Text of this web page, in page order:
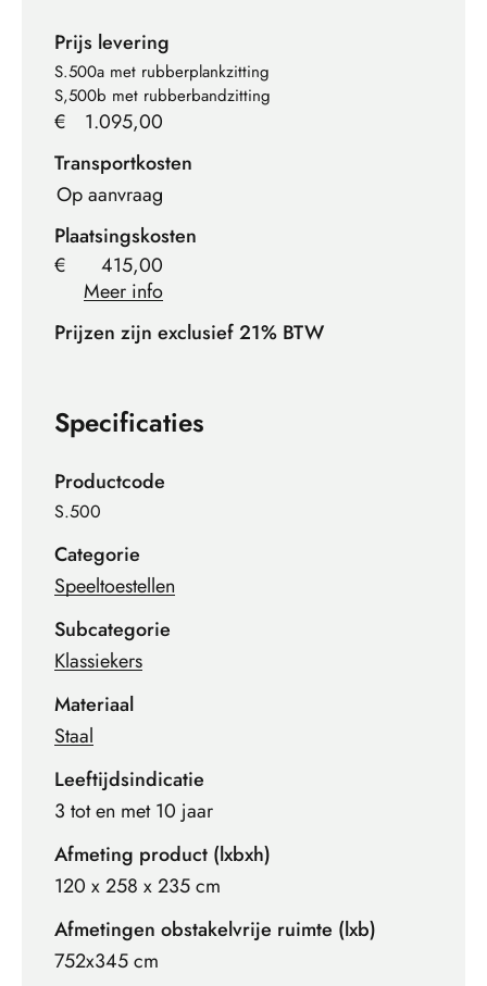
Prijs levering
S.500a met rubberplankzitting
S,500b met rubberbandzitting
€
1.095,00
Transportkosten
Op aanvraag
Plaatsingskosten
€
415,00
Meer info
Prijzen zijn exclusief 21% BTW
Specificaties
Productcode
S.500
Categorie
Speeltoestellen
Subcategorie
Klassiekers
Materiaal
Staal
Leeftijdsindicatie
3 tot en met 10 jaar
Afmeting product (lxbxh)
120 x 258 x 235 cm
Afmetingen obstakelvrije ruimte (lxb)
752x345 cm